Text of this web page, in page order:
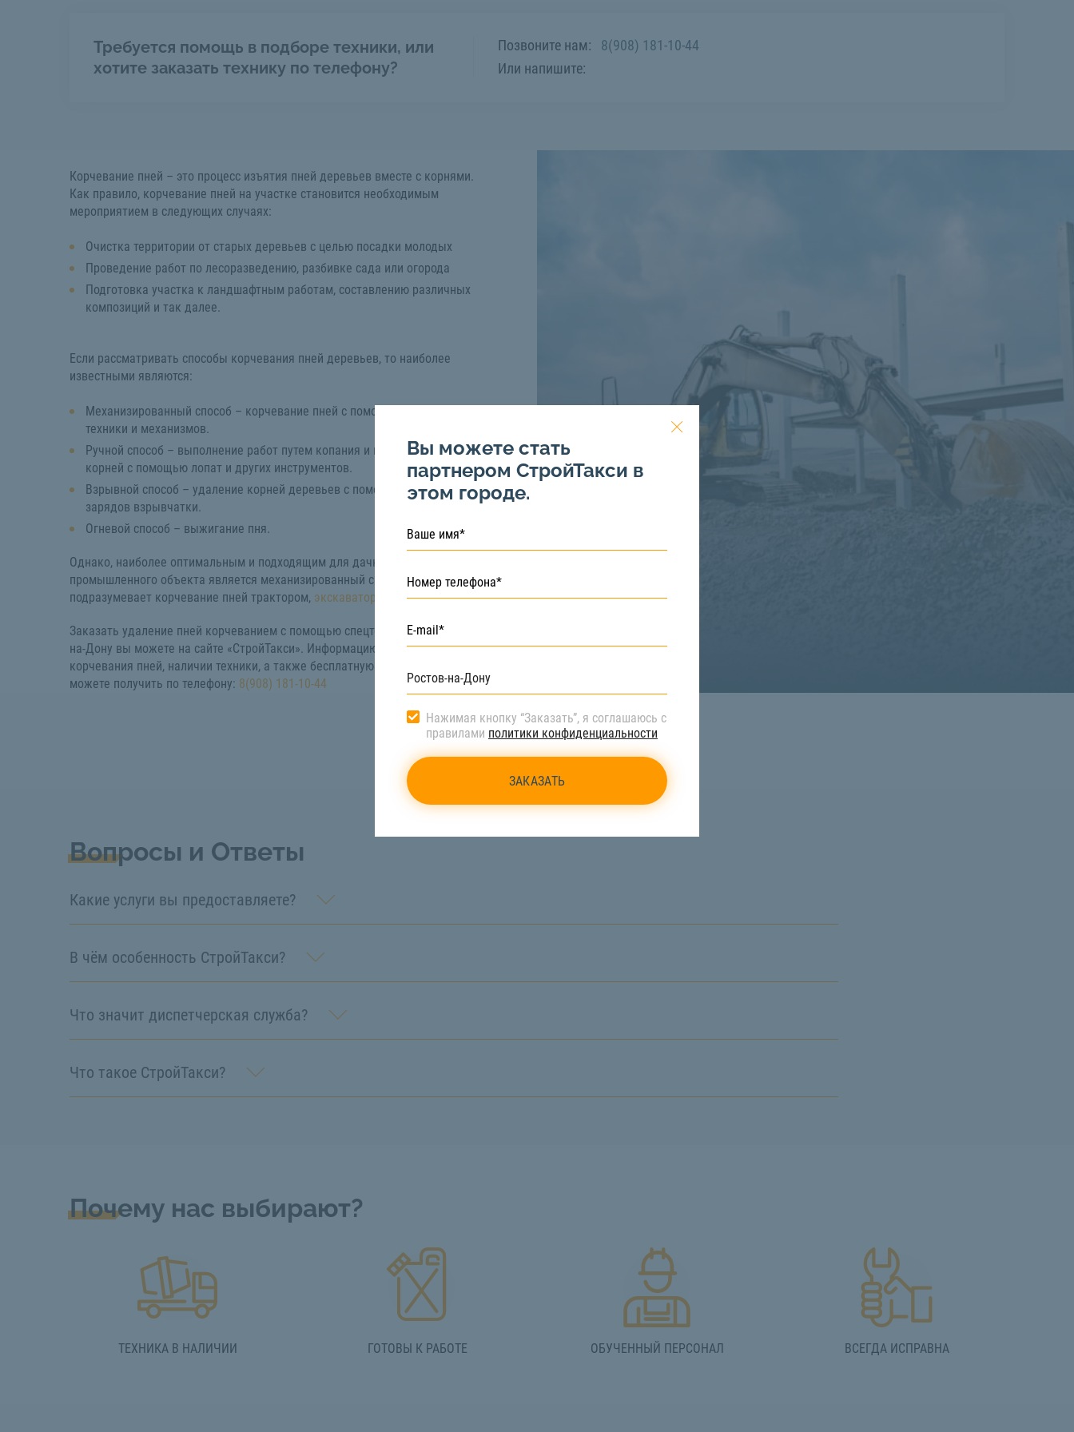
Требуется помощь в подборе техники, или
хотите заказать технику по телефону?
Позвоните нам:
8(908) 181-10-44
Или напишите:
Корчевание пней – это процесс изъятия пней деревьев вместе с корнями.
Как правило, корчевание пней на участке становится необходимым
мероприятием в следующих случаях:
Очистка территории от старых деревьев с целью посадки молодых
Проведение работ по лесоразведению, разбивке сада или огорода
Подготовка участка к ландшафтным работам, составлению различных
композиций и так далее.
Если рассматривать способы корчевания пней деревьев, то наиболее
известными являются:
Механизированный способ – корчевание пней с помощью специальной
техники и механизмов.
Ручной способ – выполнение работ путем копания и вытаскивания
корней с помощью лопат и других инструментов.
Взрывной способ – удаление корней деревьев с помощью нескольких
зарядов взрывчатки.
Огневой способ – выжигание пня.
Однако, наиболее оптимальным и подходящим для дачного и
промышленного объекта является механизированный способ. Он
подразумевает корчевание пней трактором, экскаватором, бульдозером.
Заказать удаление пней корчеванием с помощью спецтехники в Ростове-
на-Дону вы можете на сайте «СтройТакси». Информацию о ценах
корчевания пней, наличии техники, а также бесплатную консультацию вы
можете получить по телефону: 8(908) 181-10-44
Вопросы и Ответы
Какие услуги вы предоставляете?
В чём особенность СтройТакси?
Что значит диспетчерская служба?
Что такое СтройТакси?
Почему нас выбирают?
ТЕХНИКА В НАЛИЧИИ ГОТОВЫ К РАБОТЕ ОБУЧЕННЫЙ ПЕРСОНАЛ ВСЕГДА ИСПРАВНА
Вы можете стать
партнером СтройТакси в
этом городе.
Нажимая кнопку “Заказать”, я соглашаюсь с
правилами политики конфиденциальности